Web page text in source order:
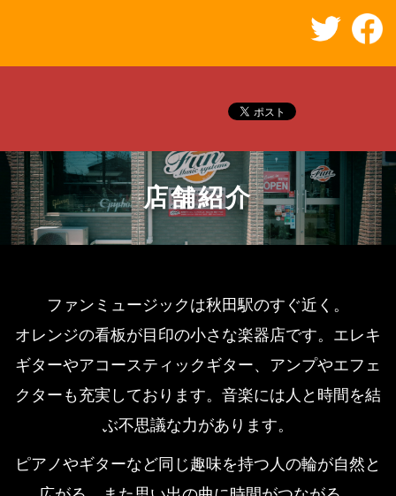
店舗紹介
ファンミュージックは秋田駅のすぐ近く。
オレンジの看板が目印の小さな楽器店です。 エレキ
ギターやアコースティックギター、アンプやエフェ
クターも充実しております。 音楽には人と時間を結
ぶ不思議な力があります。
ピアノやギターなど同じ趣味を持つ人の輪が自然と